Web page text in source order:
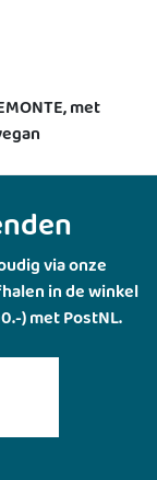
met
via onze
in de winkel
) met PostNL.